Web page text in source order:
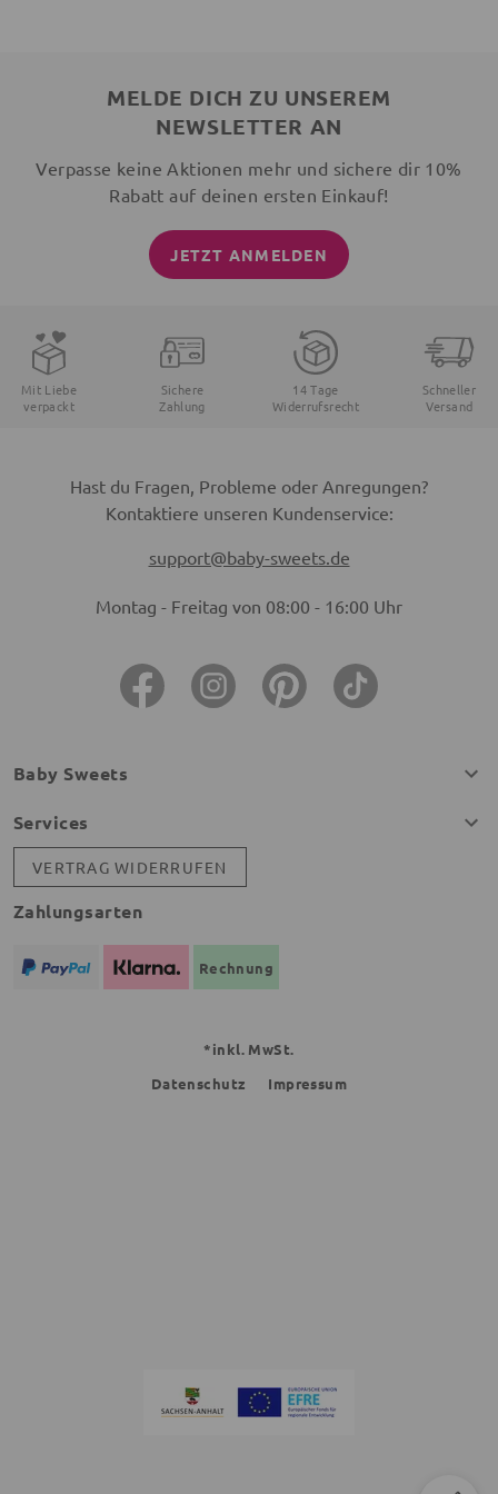
MELDE DICH ZU UNSEREM
NEWSLETTER AN
Verpasse keine Aktionen mehr und sichere dir 10%
Rabatt auf deinen ersten Einkauf!
JETZT ANMELDEN
Mit Liebe
verpackt
Sichere
Zahlung
14 Tage
Widerrufsrecht
Schneller
Versand
Hast du Fragen, Probleme oder Anregungen?
Kontaktiere unseren Kundenservice:
support@baby-sweets.de
Montag - Freitag von 08:00 - 16:00 Uhr
Baby Sweets
Services
VERTRAG WIDERRUFEN
Zahlungsarten
Rechnung
*inkl. MwSt.
Datenschutz
Impressum